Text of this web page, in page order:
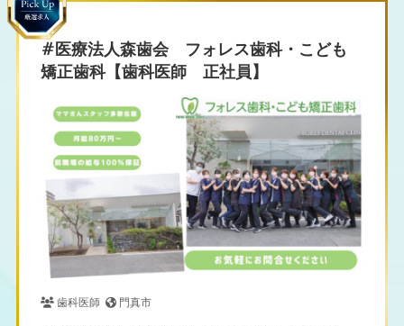
#医療法人森歯会 フォレス歯科・こども
矯正歯科【歯科医師 正社員】
歯科医師 門真市